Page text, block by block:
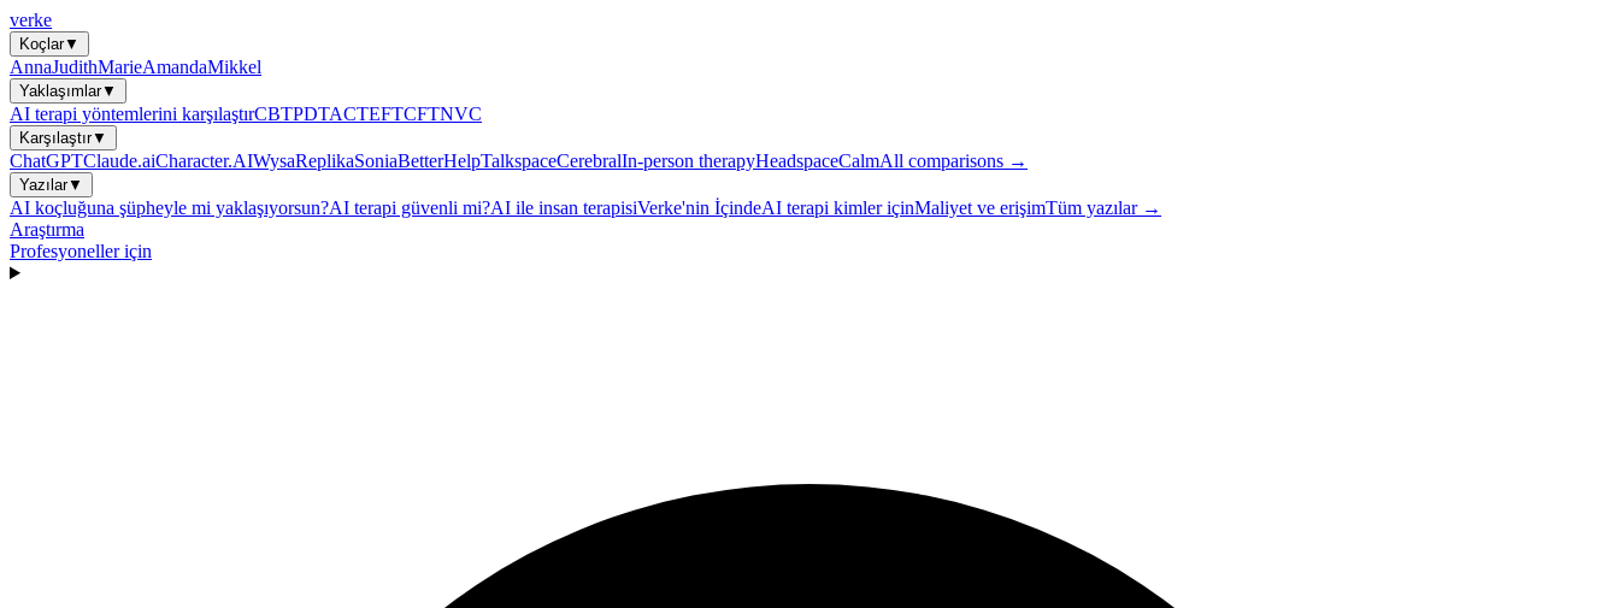
verke
Koçlar▼
AnnaJudithMarieAmandaMikkel
Yaklaşımlar▼
AI terapi yöntemlerini karşılaştırCBTPDTACTEFTCFTNVC
Karşılaştır▼
ChatGPTClaude.aiCharacter.AIWysaReplikaSoniaBetterHelpTalkspaceCerebralIn-person therapyHeadspaceCalmAll comparisons →
Yazılar▼
AI koçluğuna şüpheyle mi yaklaşıyorsun?AI terapi güvenli mi?AI ile insan terapisiVerke'nin İçindeAI terapi kimler içinMaliyet ve erişimTüm yazılar →
Araştırma
Profesyoneller için